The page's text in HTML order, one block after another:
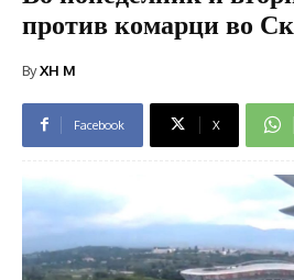
против комарци во
ByXH M
Facebook X